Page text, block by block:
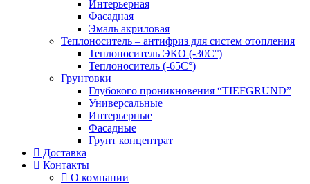
Интерьерная
Фасадная
Эмаль акриловая
Теплоноситель – антифриз для систем отопления
Теплоноситель ЭКО (-30С°)
Теплоноситель (-65С°)
Грунтовки
Глубокого проникновения “TIEFGRUND”
Универсальные
Интерьерные
Фасадные
Грунт концентрат
Доставка
Контакты
О компании